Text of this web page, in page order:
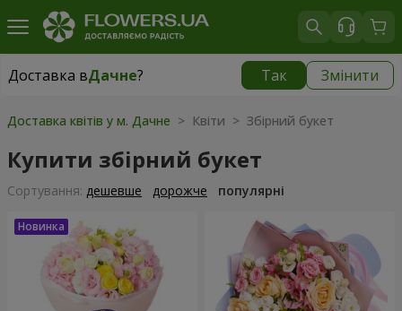
Доставка вДачне? Так Змінити
Доставка вДачне|
Доставка квітів у м. Дачне > Квіти > Збірний букет
Купити збірний букет
Сортування: дешевше дорожче популярні